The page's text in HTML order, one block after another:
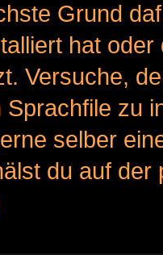
Grund
hat
Versuche,
zu
selber
du auf